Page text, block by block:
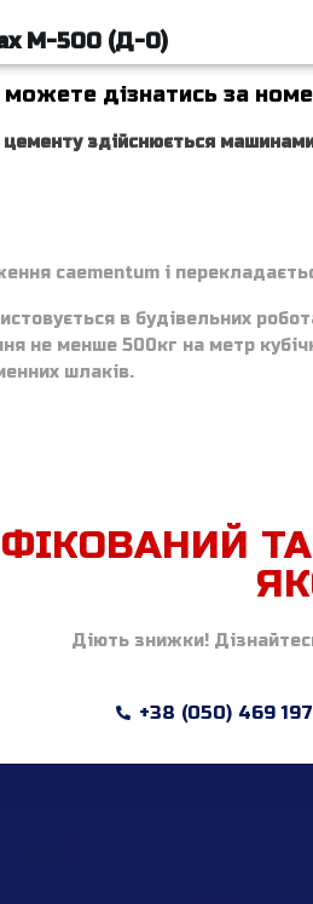
М-500 (Д-0)
можете дізнатись за
здійснюється машинами
caementum і
в будівельних
не менше 500кг на метр
шлаків.
Діють знижки!
+38 (050) 469